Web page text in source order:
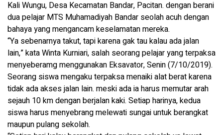
Kali Wungu, Desa Kecamatan Bandar, Pacitan. dengan berani
dua pelajar MTS Muhamadiyah Bandar seolah acuh dengan
bahaya yang mengancam keselamatan mereka.
“Ya sebenarnya takut, tapi karena gak tau kalau ada jalan
lain,” kata Winta Kurniari, salah seorang pelajar yang terpaksa
menyeberamg menggunakan Eksavator, Senin (7/10/2019).
Seorang siswa mengaku terpaksa menaiki alat berat karena
tidak ada akses jalan lain. meski ada ia harus memutar arah
sejauh 10 km dengan berjalan kaki. Setiap harinya, kedua
siswa harus menyebrang melewati sungai untuk berangkat
maupun pulang sekolah.